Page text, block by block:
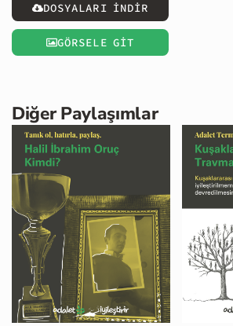
DOSYALARI İNDİR
GÖRSELE GİT
Diğer Paylaşımlar